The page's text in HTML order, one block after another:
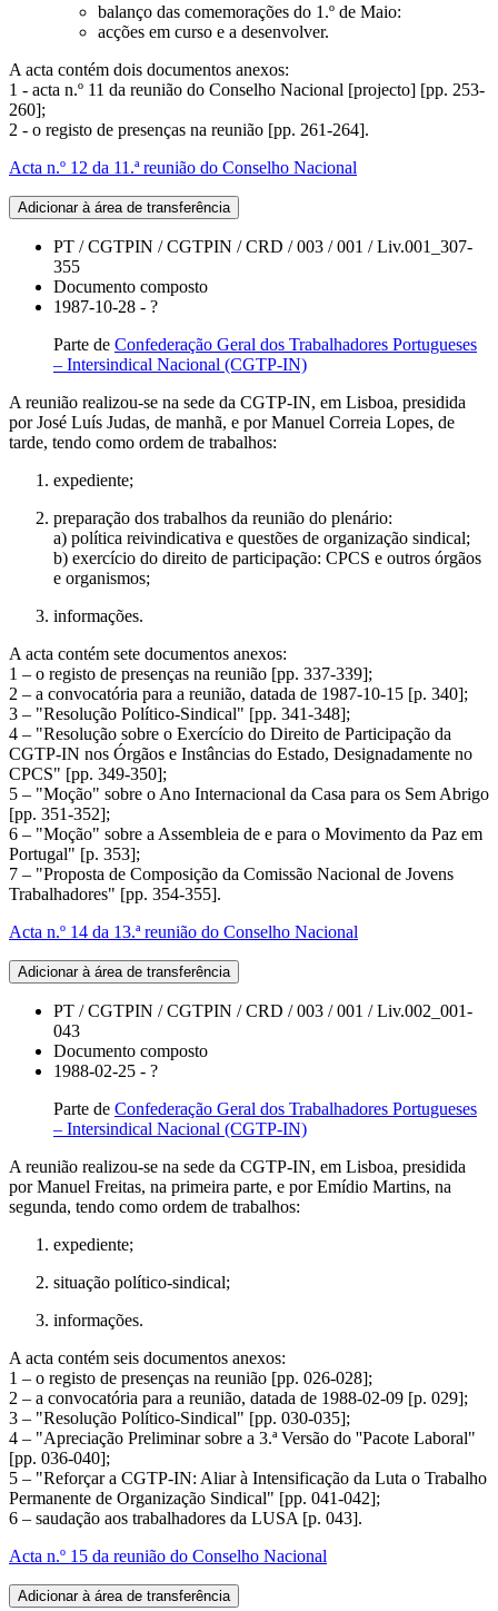
balanço das comemorações do 1.º de Maio:
acções em curso e a desenvolver.
A acta contém dois documentos anexos:
1 - acta n.º 11 da reunião do Conselho Nacional [projecto] [pp. 253-
260];
2 - o registo de presenças na reunião [pp. 261-264].
Acta n.º 12 da 11.ª reunião do Conselho Nacional
Adicionar à área de transferência
PT / CGTPIN / CGTPIN / CRD / 003 / 001 / Liv.001_307-
355
Documento composto
1987-10-28 - ?
Parte de Confederação Geral dos Trabalhadores Portugueses
– Intersindical Nacional (CGTP-IN)
A reunião realizou-se na sede da CGTP-IN, em Lisboa, presidida
por José Luís Judas, de manhã, e por Manuel Correia Lopes, de
tarde, tendo como ordem de trabalhos:
expediente;
preparação dos trabalhos da reunião do plenário:
a) política reivindicativa e questões de organização sindical;
b) exercício do direito de participação: CPCS e outros órgãos
e organismos;
informações.
A acta contém sete documentos anexos:
1 – o registo de presenças na reunião [pp. 337-339];
2 – a convocatória para a reunião, datada de 1987-10-15 [p. 340];
3 – "Resolução Político-Sindical" [pp. 341-348];
4 – "Resolução sobre o Exercício do Direito de Participação da
CGTP-IN nos Órgãos e Instâncias do Estado, Designadamente no
CPCS" [pp. 349-350];
5 – "Moção" sobre o Ano Internacional da Casa para os Sem Abrigo
[pp. 351-352];
6 – "Moção" sobre a Assembleia de e para o Movimento da Paz em
Portugal" [p. 353];
7 – "Proposta de Composição da Comissão Nacional de Jovens
Trabalhadores" [pp. 354-355].
Acta n.º 14 da 13.ª reunião do Conselho Nacional
Adicionar à área de transferência
PT / CGTPIN / CGTPIN / CRD / 003 / 001 / Liv.002_001-
043
Documento composto
1988-02-25 - ?
Parte de Confederação Geral dos Trabalhadores Portugueses
– Intersindical Nacional (CGTP-IN)
A reunião realizou-se na sede da CGTP-IN, em Lisboa, presidida
por Manuel Freitas, na primeira parte, e por Emídio Martins, na
segunda, tendo como ordem de trabalhos:
expediente;
situação político-sindical;
informações.
A acta contém seis documentos anexos:
1 – o registo de presenças na reunião [pp. 026-028];
2 – a convocatória para a reunião, datada de 1988-02-09 [p. 029];
3 – "Resolução Político-Sindical" [pp. 030-035];
4 – "Apreciação Preliminar sobre a 3.ª Versão do ''Pacote Laboral"
[pp. 036-040];
5 – "Reforçar a CGTP-IN: Aliar à Intensificação da Luta o Trabalho
Permanente de Organização Sindical" [pp. 041-042];
6 – saudação aos trabalhadores da LUSA [p. 043].
Acta n.º 15 da reunião do Conselho Nacional
Adicionar à área de transferência